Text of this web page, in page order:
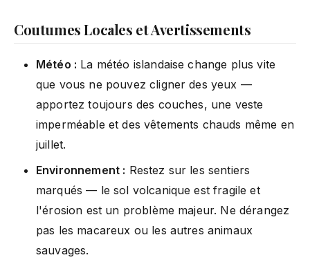
Coutumes Locales et Avertissements
Météo : La météo islandaise change plus vite
que vous ne pouvez cligner des yeux —
apportez toujours des couches, une veste
imperméable et des vêtements chauds même en
juillet.
Environnement : Restez sur les sentiers
marqués — le sol volcanique est fragile et
l'érosion est un problème majeur. Ne dérangez
pas les macareux ou les autres animaux
sauvages.